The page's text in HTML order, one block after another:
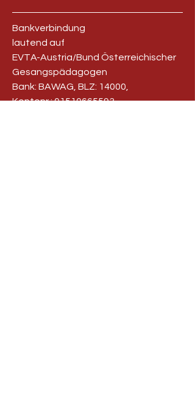
Bankverbindung
lautend auf
EVTA-Austria/Bund Österreichischer
Gesangspädagogen
Bank: BAWAG, BLZ: 14000,
Kontonr.:01510665593